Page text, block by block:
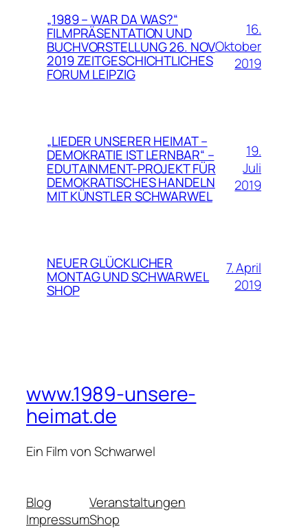
„1989 – WAR DA WAS?“
FILMPRÄSENTATION UND
BUCHVORSTELLUNG 26. NOV
2019 ZEITGESCHICHTLICHES
FORUM LEIPZIG
16.
Oktober
2019
„LIEDER UNSERER HEIMAT –
DEMOKRATIE IST LERNBAR“ –
EDUTAINMENT-PROJEKT FÜR
DEMOKRATISCHES HANDELN
MIT KÜNSTLER SCHWARWEL
19.
Juli
2019
NEUER GLÜCKLICHER
MONTAG UND SCHWARWEL
SHOP
7. April
2019
www.1989-unsere-
heimat.de
Ein Film von Schwarwel
Blog
Impressum
Veranstaltungen
Shop